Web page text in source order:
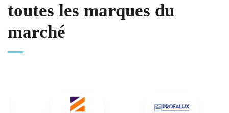
toutes les marques du
marché